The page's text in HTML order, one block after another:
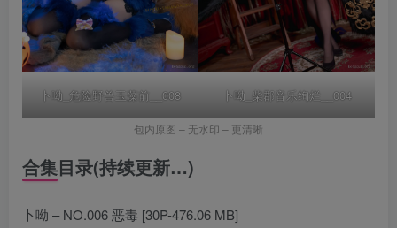
卜呦_危险野兽玉藻前__008 卜呦_柴郡音乐绚烂__004
包内原图 – 无水印 – 更清晰
合集目录(持续更新…)
卜呦 – NO.006 恶毒 [30P-476.06 MB]